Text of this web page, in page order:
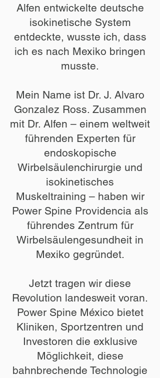
Alfen entwickelte deutsche
isokinetische System
entdeckte, wusste ich, dass
ich es nach Mexiko bringen
musste.
Mein Name ist Dr. J. Alvaro
Gonzalez Ross. Zusammen
mit Dr. Alfen – einem weltweit
führenden Experten für
endoskopische
Wirbelsäulenchirurgie und
isokinetisches
Muskeltraining – haben wir
Power Spine Providencia als
führendes Zentrum für
Wirbelsäulengesundheit in
Mexiko gegründet.
Jetzt tragen wir diese
Revolution landesweit voran.
Power Spine México bietet
Kliniken, Sportzentren und
Investoren die exklusive
Möglichkeit, diese
bahnbrechende Technologie